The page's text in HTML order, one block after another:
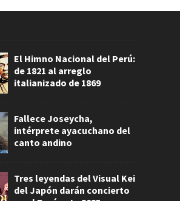
El Himno Nacional del Perú:
de 1821 al arreglo
italianizado de 1869
Fallece Joseycha,
intérprete ayacuchano del
canto andino
Tres leyendas del Visual Kei
del Japón darán concierto